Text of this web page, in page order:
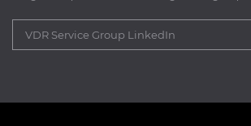
VDR Service Group LinkedIn